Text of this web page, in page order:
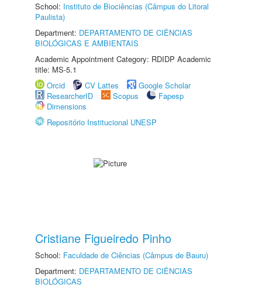
School: Instituto de Biociências (Câmpus do Litoral
Paulista)
Department: DEPARTAMENTO DE CIÊNCIAS
BIOLÓGICAS E AMBIENTAIS
Academic Appointment Category: RDIDP Academic
title: MS-5.1
Orcid
CV Lattes
Google Scholar
ResearcherID
Scopus
Fapesp
Dimensions
Repositório Institucional UNESP
Cristiane Figueiredo Pinho
School: Faculdade de Ciências (Câmpus de Bauru)
Department: DEPARTAMENTO DE CIÊNCIAS
BIOLÓGICAS